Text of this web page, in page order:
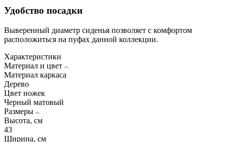
Удобство посадки
Выверенный диаметр сиденья позволяет с комфортом
расположиться на пуфах данной коллекции.
Характеристики
Материал и цвет
Материал каркаса
Дерево
Цвет ножек
Черный матовый
Размеры
Высота, см
43
Ширина, см